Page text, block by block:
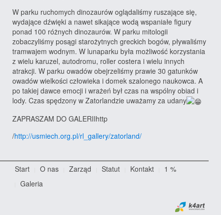
W parku ruchomych dinozaurów oglądaliśmy ruszające się,
wydające dźwięki a nawet sikające wodą wspaniałe figury
ponad 100 różnych dinozaurów. W parku mitologii
zobaczyliśmy posągi starożytnych greckich bogów, pływaliśmy
tramwajem wodnym. W lunaparku była możliwość korzystania
z wielu karuzel, autodromu, roller costera i wielu innych
atrakcji. W parku owadów obejrzeliśmy prawie 30 gatunków
owadów wielkości człowieka i domek szalonego naukowca. A
po takiej dawce emocji i wrażeń był czas na wspólny obiad i
lody. Czas spędzony w Zatorlandzie uważamy za udany
ZAPRASZAM DO GALERIIhttp
/http://usmiech.org.pl/rl_gallery/zatorland/
Start O nas Zarząd Statut Kontakt
1 %
Galeria